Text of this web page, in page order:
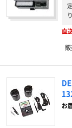
直
お